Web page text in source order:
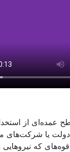
عمده‌ای از
دولت‌ یا شركت‌های
كه